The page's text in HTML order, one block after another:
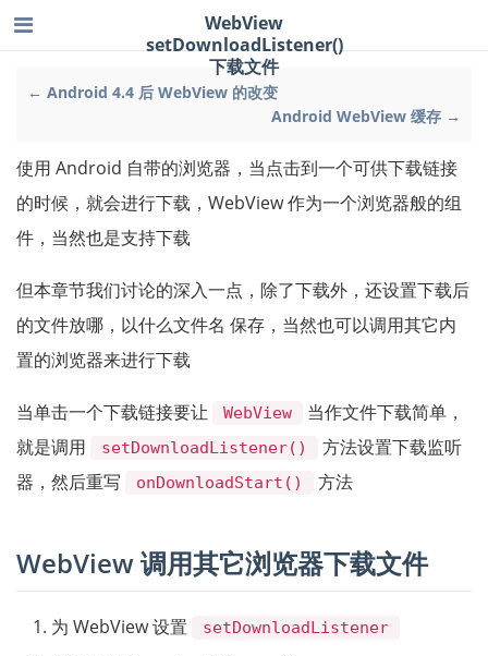
← Android 4.4 后 WebView 的改变
Android WebView 缓存 →
WebView
setDownloadListener()
下载文件
使用 Android 自带的浏览器，当点击到一个可供下载链接
的时候，就会进行下载，WebView 作为一个浏览器般的组
件，当然也是支持下载
但本章节我们讨论的深入一点，除了下载外，还设置下载后
的文件放哪，以什么文件名 保存，当然也可以调用其它内
置的浏览器来进行下载
当单击一个下载链接要让 WebView
当作文件下载简单，
就是调用
setDownloadListener()
方法设置下载监听
器，然后重写
onDownloadStart() 方法
WebView 调用其它浏览器下载文件
为 WebView 设置 setDownloadListener